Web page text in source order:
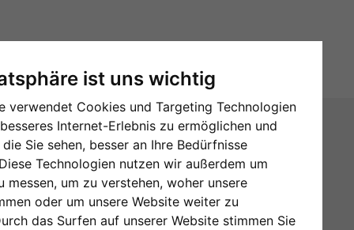
ist uns wichtig
verwendet Cookies und Targeting Technologien
Internet-Erlebnis zu ermöglichen und
Sie sehen, besser an Ihre Bedürfnisse
Technologien nutzen wir außerdem um
messen, um zu verstehen, woher unsere
oder um unsere Website weiter zu
das Surfen auf unserer Website stimmen Sie
KONTAKT
Bei Fragen, Anregungen oder Kritik kannst du
gerne Kontakt zu uns aufnehmen.
Email: